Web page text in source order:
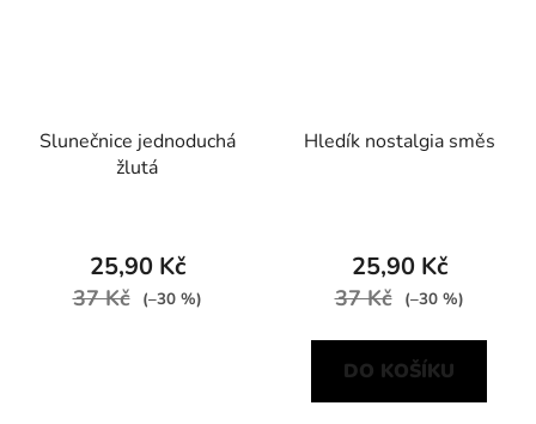
Slunečnice jednoduchá
žlutá
25,90 Kč
37 Kč (–30 %)
Hledík nostalgia směs
25,90 Kč
37 Kč (–30 %)
DO KOŠÍKU